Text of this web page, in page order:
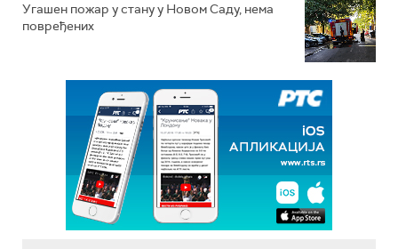
Угашен пожар у стану у Новом Саду, нема
повређених